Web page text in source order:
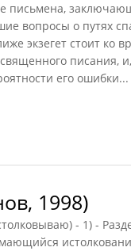
вопросы о путях
экзегет стоит ко
писания,
его ошибки...
1998)
- 1) -